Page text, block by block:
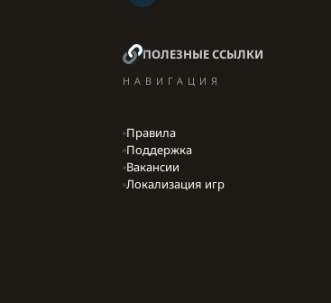
ПОЛЕЗНЫЕ ССЫЛКИ
НАВИГАЦИЯ
Правила
Поддержка
Вакансии
Локализация игр